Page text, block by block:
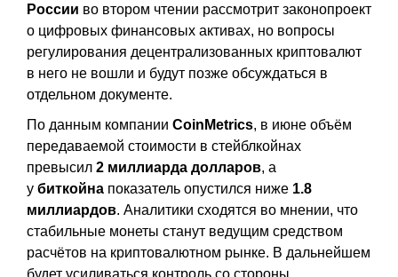
России во втором чтении рассмотрит законопроект
о цифровых финансовых активах, но вопросы
регулирования децентрализованных криптовалют
в него не вошли и будут позже обсуждаться в
отдельном документе.
По данным компании CoinMetrics, в июне объём
передаваемой стоимости в стейблкойнах
превысил 2 миллиарда долларов, а
у биткойна показатель опустился ниже 1.8
миллиардов. Аналитики сходятся во мнении, что
стабильные монеты станут ведущим средством
расчётов на криптовалютном рынке. В дальнейшем
будет усиливаться контроль со стороны